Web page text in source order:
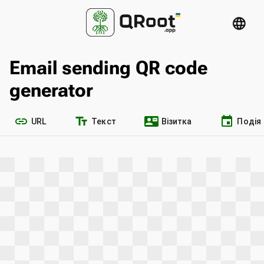
language
Email sending QR code
generator
link URL text_fields Текст contact_mail Візитка event Подія